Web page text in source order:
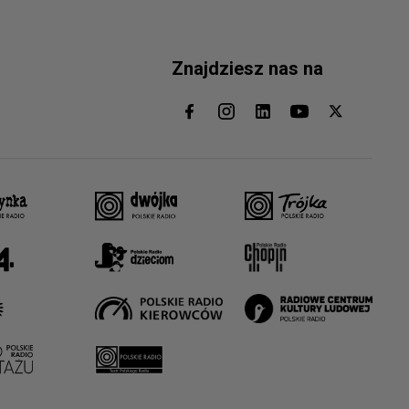
Znajdziesz nas na